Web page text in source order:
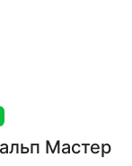
Мастер